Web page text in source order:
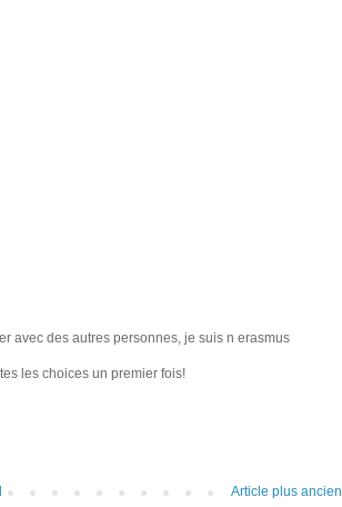
avec des autres personnes, je suis n erasmus
les choices un premier fois!
Article plus ancien